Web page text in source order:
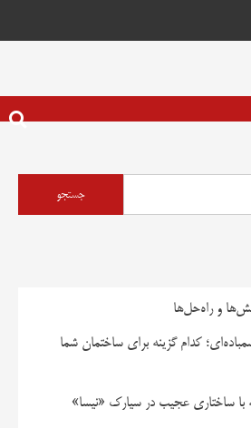
و راه‌حل‌ها
کدام گزینه برای ساختمان شما
ساختاری عجیب در سیارک «نیسا»